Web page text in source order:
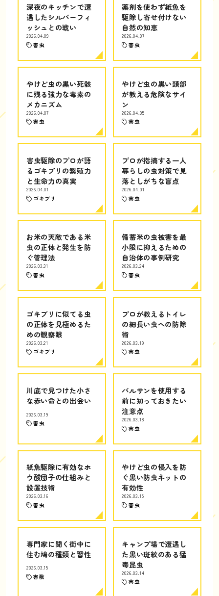
深夜のキッチンで遭
遇したシルバーフィ
ッシュとの戦い
2026.04.09
害虫
薬剤を使わず紙魚を
駆除し寄せ付けない
自然の知恵
2026.04.07
害虫
やけど虫の黒い死骸
に残る強力な毒素の
メカニズム
2026.04.07
害虫
やけど虫の黒い頭部
が教える危険なサイ
ン
2026.04.05
害虫
害虫駆除のプロが語
るゴキブリの繁殖力
と生命力の真実
2026.04.01
ゴキブリ
プロが指摘する一人
暮らしの虫対策で見
落としがちな盲点
2026.04.01
害虫
お米の天敵である米
虫の正体と発生を防
ぐ管理法
2026.03.31
害虫
備蓄米の虫被害を最
小限に抑えるための
自治体の事例研究
2026.03.24
害虫
ゴキブリに似てる虫
の正体を見極めるた
めの観察眼
2026.03.21
ゴキブリ
プロが教えるトイレ
の細長い虫への防除
術
2026.03.19
害虫
川底で見つけた小さ
な赤い命との出会い
2026.03.19
害虫
バルサンを使用する
前に知っておきたい
注意点
2026.03.18
害虫
紙魚駆除に有効なホ
ウ酸団子の仕組みと
設置技術
2026.03.16
害虫
やけど虫の侵入を防
ぐ黒い防虫ネットの
有効性
2026.03.15
害虫
専門家に聞く街中に
住む鳩の種類と習性
2026.03.15
害獣
キャンプ場で遭遇し
た黒い斑紋のある猛
毒昆虫
2026.03.14
害虫